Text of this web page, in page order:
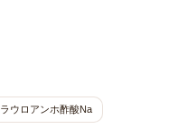
ラウロアンホ酢酸Na